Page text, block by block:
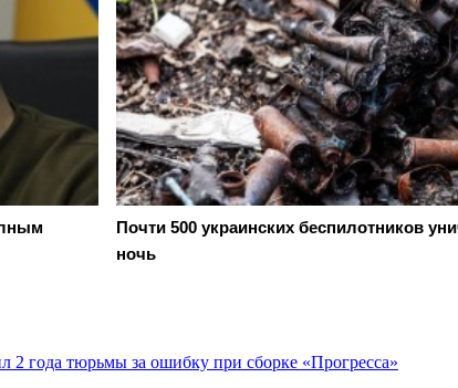
Почти 500 украинских беспилотников
ночь
2 года тюрьмы за ошибку при сборке «Прогресса»